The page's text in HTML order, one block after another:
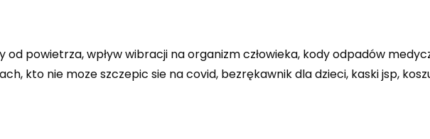
powietrza, wpływ wibracji na organizm człowieka, kody odpadów
kto nie moze szczepic sie na covid, bezrękawnik dla dzieci, kaski jsp,